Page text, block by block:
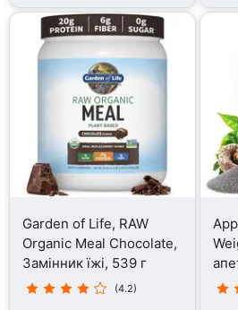
Garden of Life, RAW
Organic Meal Chocolate,
Замінник їжі, 539 г
(4.2)